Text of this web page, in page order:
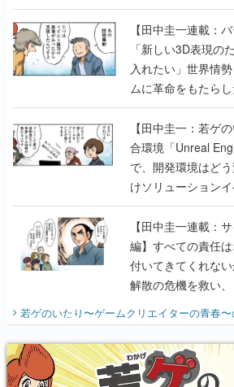
【若ゲのいたり最
【田中圭一連載：
「新しい3D表現の
入れたい」世界情
ムに革命をもたら
のいたり】
【田中圭一：若ゲ
合環境「Unreal
で、開発環境はど
けソリューション
に行って、より理
【田中圭一連載：
編】すべての責任は
付いてきてくれな
解散の危機を救い
開く。業界の快男
『少年ジャンプ』
り】
若ゲのいたり〜ゲームクリエイターの青春〜